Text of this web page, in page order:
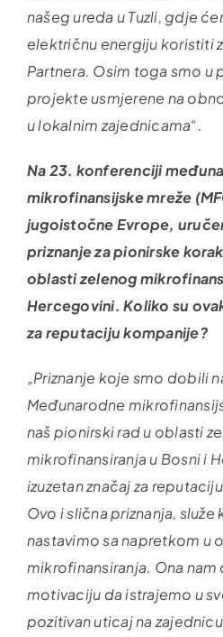
našeg ureda u Tuzli, gdje
električnu energiju koristiti
Partnera. Osim toga smo u
projekte usmjerene na
u lokalnim zajednicama“.
Na 23. konferenciji
mikrofinansijske mreže
jugoistočne Evrope,
priznanje za pionirske
oblasti zelenog
Hercegovini. Koliko su
za reputaciju kompanije?
„Priznanje koje smo dobili
Međunarodne
naš pionirski rad u oblasti
mikrofinansiranja u Bosni i
izuzetan značaj za
Ovo i slična priznanja,
nastavimo sa napretkom u
mikrofinansiranja. Ona
motivaciju da istrajemo u
pozitivan uticaj na